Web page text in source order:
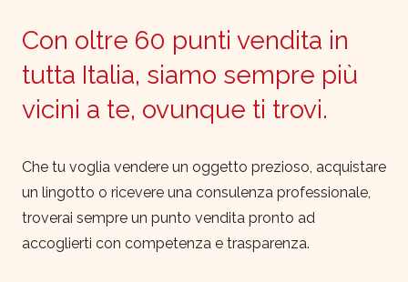
Con oltre 60 punti vendita in
tutta Italia, siamo sempre più
vicini a te, ovunque ti trovi.
Che tu voglia vendere un oggetto prezioso, acquistare
un lingotto o ricevere una consulenza professionale,
troverai sempre un punto vendita pronto ad
accoglierti con competenza e trasparenza.